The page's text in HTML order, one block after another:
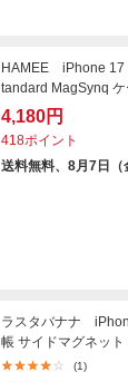
HAMEE iPhone 17
tandard MagSynq ケ
4,180円
418ポイント
送料無料、8月7日（
ラスタバナナ
帳 サイドマグネッ
(1)